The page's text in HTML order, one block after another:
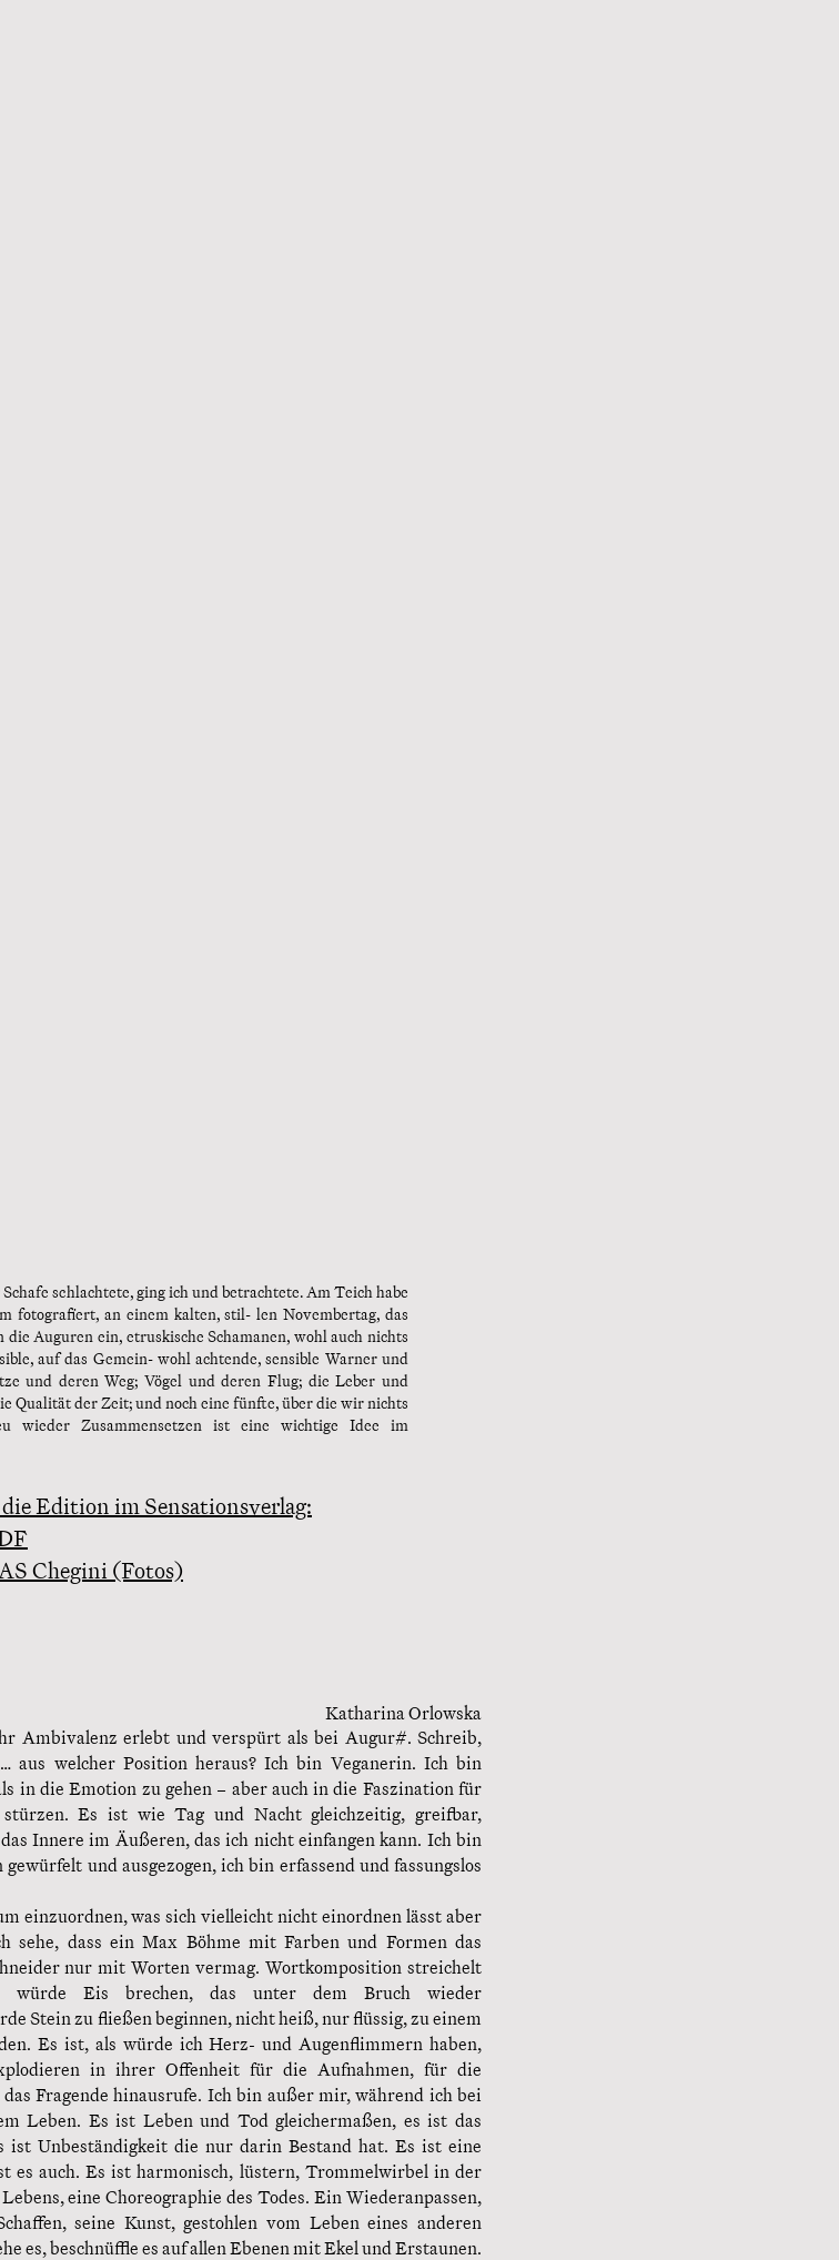
schlachtete, ging ich und betrachtete. Am Teich habe
fotografïert, an einem kalten, stil- len Novembertag, das
Auguren ein, etruskische Schamanen, wohl auch nichts
auf das Gemein- wohl achtende, sensible Warner und
und deren Weg; Vögel und deren Flug; die Leber und
Qualität der Zeit; und noch eine fünfte, über die wir nichts
wieder Zusammensetzen ist eine wichtige Idee im
Edition im Sensationsverlag:
Chegini (Fotos)
Katharina Orlowska
Ambivalenz erlebt und verspürt als bei Augur#. Schreib,
aus welcher Position heraus? Ich bin Veganerin. Ich bin
in die Emotion zu gehen – aber auch in die Faszination für
Es ist wie Tag und Nacht gleichzeitig, greifbar,
Innere im Äußeren, das ich nicht einfangen kann. Ich bin
und ausgezogen, ich bin erfassend und fassungslos
einzuordnen, was sich vielleicht nicht einordnen lässt aber
sehe, dass ein Max Böhme mit Farben und Formen das
nur mit Worten vermag. Wortkomposition streichelt
würde Eis brechen, das unter dem Bruch wieder
Stein zu fließen beginnen, nicht heiß, nur flüssig, zu einem
Es ist, als würde ich Herz- und Augenflimmern haben,
in ihrer Offenheit für die Aufnahmen, für die
Fragende hinausrufe. Ich bin außer mir, während ich bei
Leben. Es ist Leben und Tod gleichermaßen, es ist das
ist Unbeständigkeit die nur darin Bestand hat. Es ist eine
es auch. Es ist harmonisch, lüstern, Trommelwirbel in der
eine Choreographie des Todes. Ein Wiederanpassen,
seine Kunst, gestohlen vom Leben eines anderen
es, beschnüffle es auf allen Ebenen mit Ekel und Erstaunen.